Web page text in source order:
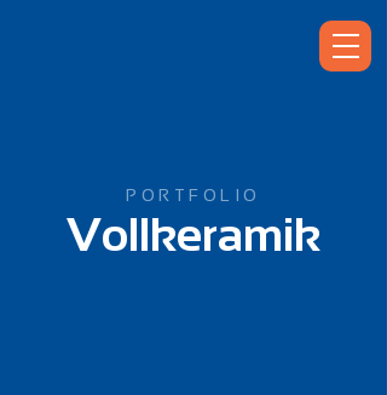
PORTFOLIO
Vollkeramik